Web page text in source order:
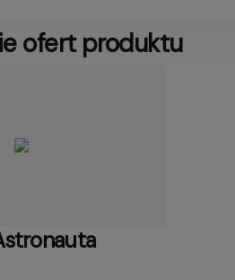
ofert produktu